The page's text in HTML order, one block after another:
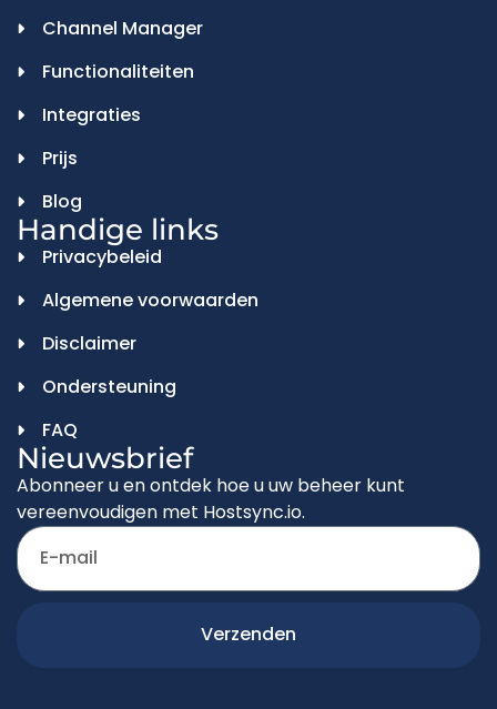
Channel Manager
Functionaliteiten
Integraties
Prijs
Blog
Handige links
Privacybeleid
Algemene voorwaarden
Disclaimer
Ondersteuning
FAQ
Nieuwsbrief
Abonneer u en ontdek hoe u uw beheer kunt
vereenvoudigen met Hostsync.io.
Verzenden